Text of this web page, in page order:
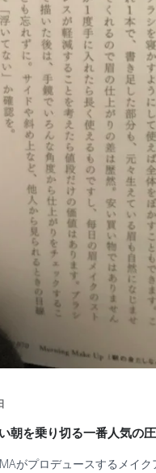
朝を乗り切る一番人気の
がプロデュースするメイ